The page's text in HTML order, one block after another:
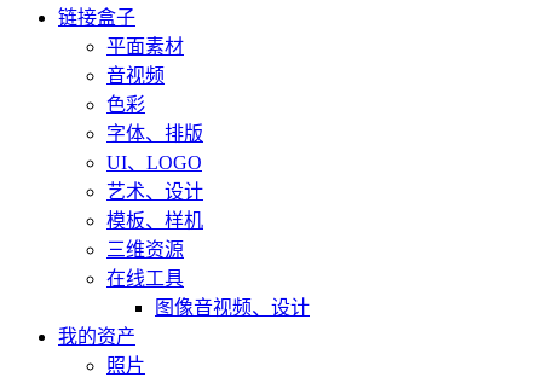
链接盒子
平面素材
音视频
色彩
字体、排版
UI、LOGO
艺术、设计
模板、样机
三维资源
在线工具
图像音视频、设计
我的资产
照片